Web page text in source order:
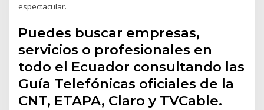
espectacular.
Puedes buscar empresas,
servicios o profesionales en
todo el Ecuador consultando las
Guía Telefónicas oficiales de la
CNT, ETAPA, Claro y TVCable.